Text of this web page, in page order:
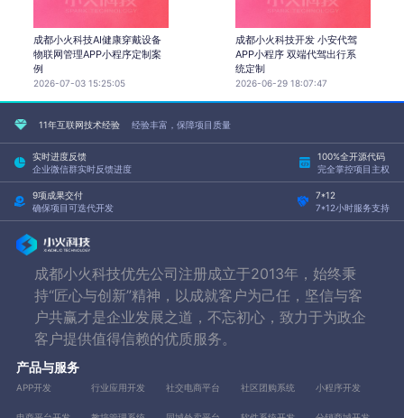
成都小火科技AI健康穿戴设备
物联网管理APP小程序定制案
例
2026-07-03 15:25:05
成都小火科技开发 小安代驾
APP小程序 双端代驾出行系
统定制
2026-06-29 18:07:47
11年互联网技术经验 经验丰富，保障项目质量
实时进度反馈
企业微信群实时反馈进度
100%全开源代码
完全掌控项目主权
9项成果交付
确保项目可迭代开发
7*12
7*12小时服务支持
成都小火科技优先公司注册成立于2013年，始终秉
持“匠心与创新”精神，以成就客户为己任，坚信与客
户共赢才是企业发展之道，不忘初心，致力于为政企
客户提供值得信赖的优质服务。
产品与服务
APP开发 行业应用开发 社交电商平台 社区团购系统 小程序开发